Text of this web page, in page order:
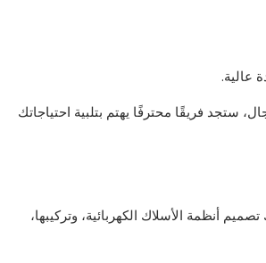
عالية.
فريقًا محترفًا يهتم بتلبية احتياجاتك
أنظمة الأسلاك الكهربائية، وتركيبها،